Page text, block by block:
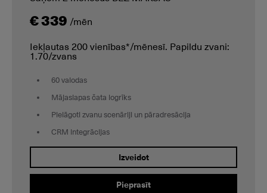
€ 339 /mēn
Iekļautas 200 vienības*/mēnesī. Papildu zvani:
1.70/zvans
60 valodas
Mājaslapas čata logrīks
Pielāgoti zvanu scenāriji un pāradresācija
CRM integrācijas
Izveidot
Pieprasīt